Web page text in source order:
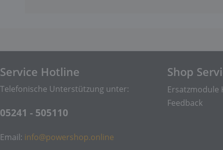
Service Hotline
Telefonische Unterstützung unter:
05241 - 505110
Email: info@powershop.online
Shop
Ersatzmodule
Feedback